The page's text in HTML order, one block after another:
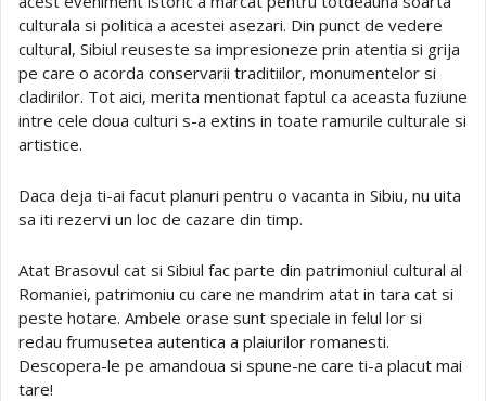
culturala si politica a acestei asezari. Din punct de vedere
cultural, Sibiul reuseste sa impresioneze prin atentia si grija
pe care o acorda conservarii traditiilor, monumentelor si
cladirilor. Tot aici, merita mentionat faptul ca aceasta fuziune
intre cele doua culturi s-a extins in toate ramurile culturale si
artistice.
Daca deja ti-ai facut planuri pentru o vacanta in Sibiu, nu uita
sa iti rezervi un loc de cazare din timp.
Atat Brasovul cat si Sibiul fac parte din patrimoniul cultural al
Romaniei, patrimoniu cu care ne mandrim atat in tara cat si
peste hotare. Ambele orase sunt speciale in felul lor si
redau frumusetea autentica a plaiurilor romanesti.
Descopera-le pe amandoua si spune-ne care ti-a placut mai
tare!